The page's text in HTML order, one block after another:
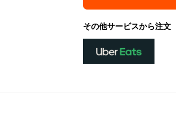
その他サービスから注文